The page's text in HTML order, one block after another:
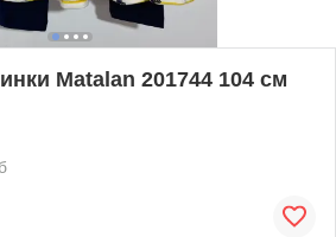
Matalan 201744 104 см